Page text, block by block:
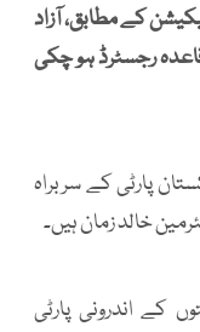
کے مطابق، آزاد
رجسٹرڈ ہو چکی
پارٹی کے سربراہ
خالد زمان ہیں۔
کے اندرونی پارٹی